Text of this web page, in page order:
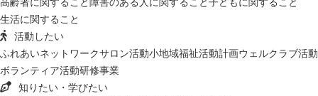
生活に関すること
活動したい
ふれあいネットワークサロン活動小地域福祉活動計画ウェルクラブ活動
ボランティア活動研修事業
知りたい・学びたい